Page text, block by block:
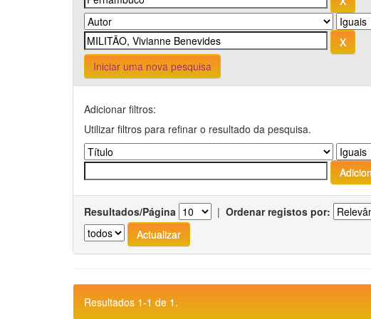
Iniciar uma nova pesquisa
Adicionar filtros:
Utilizar filtros para refinar o resultado da pesquisa.
Resultados/Página | Ordenar registos por:
Resultados 1-1 de 1.